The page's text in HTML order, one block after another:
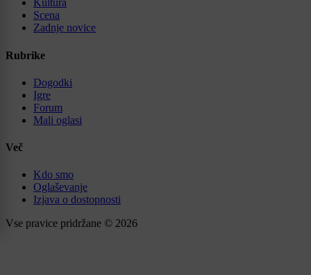
Kultura
Scena
Zadnje novice
Rubrike
Dogodki
Igre
Forum
Mali oglasi
Več
Kdo smo
Oglaševanje
Izjava o dostopnosti
Vse pravice pridržane © 2026